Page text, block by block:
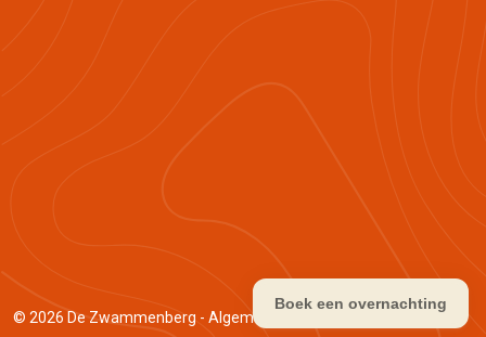
© 2026 De Zwammenberg - Algemene voorwaarden
Boek een overnachting